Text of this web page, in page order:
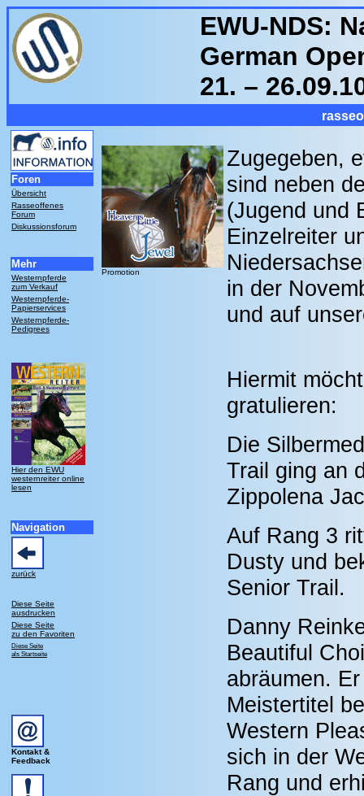
EWU-NDS:
German
21. –
Foren
Übersicht
Rasseoffenes
Forum
Diskussionsforum
Mehr
Westernpferde
zum Verkauf
Westernpferde-
Papierservices
Westernpferde-
Pedigrees
Hier den EWU
westernreiter online
lesen
Navigation
zurück
Diese Seite
ausdrucken
Diese Seite
zu den Favoriten
Diese Seite
als Startseite
Kontakt &
Feedback
Promotion
Zugegeben,
sind neben
(Jugend und
Einzelreiter
in der
und auf
Hiermit
gratulieren:
Die
Trail ging an
Zippolena
Auf Rang 3
Dusty und
Senior Trail.
Danny
Beautiful
abräumen.
Meistertitel
Western
sich in der
Rang und